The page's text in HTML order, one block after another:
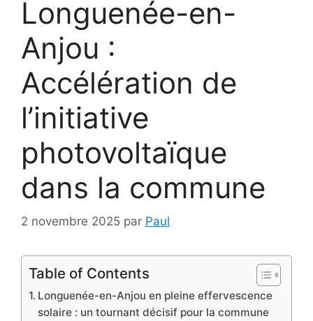
Longuenée-en-
Anjou :
Accélération de
l’initiative
photovoltaïque
dans la commune
2 novembre 2025 par Paul
Table of Contents
Longuenée-en-Anjou en pleine effervescence
solaire : un tournant décisif pour la commune